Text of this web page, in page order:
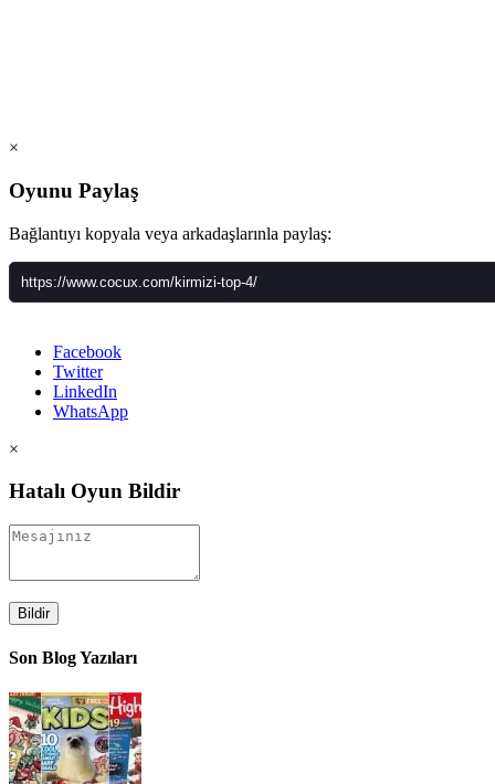
×
Oyunu Paylaş
Bağlantıyı kopyala veya arkadaşlarınla paylaş:
Facebook
Twitter
LinkedIn
WhatsApp
×
Hatalı Oyun Bildir
Bildir
Son Blog Yazıları